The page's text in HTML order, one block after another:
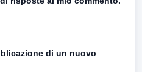
di un nuovo